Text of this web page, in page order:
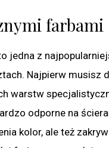
farbami
jedna z
Najpierw musisz
warstw
odporne na
kolor, ale też